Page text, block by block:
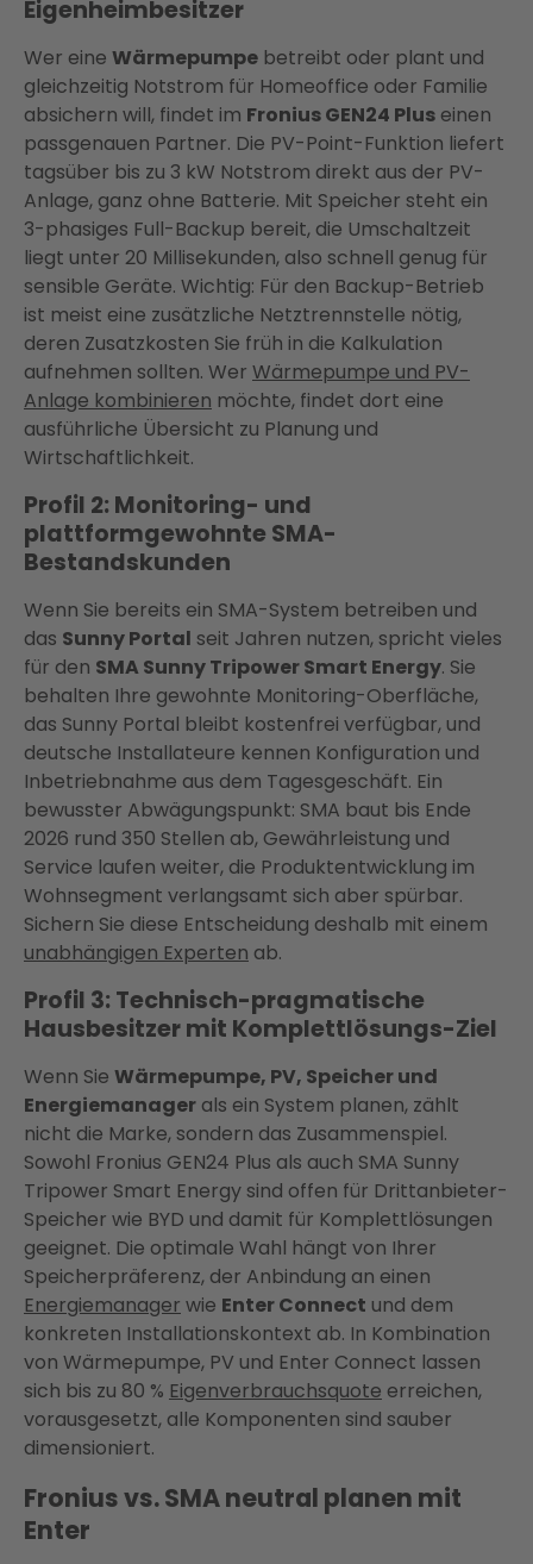
Eigenheimbesitzer
Wer eine Wärmepumpe betreibt oder plant und
gleichzeitig Notstrom für Homeoffice oder Familie
absichern will, findet im Fronius GEN24 Plus einen
passgenauen Partner. Die PV-Point-Funktion liefert
tagsüber bis zu 3 kW Notstrom direkt aus der PV-
Anlage, ganz ohne Batterie. Mit Speicher steht ein
3-phasiges Full-Backup bereit, die Umschaltzeit
liegt unter 20 Millisekunden, also schnell genug für
sensible Geräte. Wichtig: Für den Backup-Betrieb
ist meist eine zusätzliche Netztrennstelle nötig,
deren Zusatzkosten Sie früh in die Kalkulation
aufnehmen sollten. Wer Wärmepumpe und PV-
Anlage kombinieren möchte, findet dort eine
ausführliche Übersicht zu Planung und
Wirtschaftlichkeit.
Profil 2: Monitoring- und
plattformgewohnte SMA-
Bestandskunden
Wenn Sie bereits ein SMA-System betreiben und
das Sunny Portal seit Jahren nutzen, spricht vieles
für den SMA Sunny Tripower Smart Energy. Sie
behalten Ihre gewohnte Monitoring-Oberfläche,
das Sunny Portal bleibt kostenfrei verfügbar, und
deutsche Installateure kennen Konfiguration und
Inbetriebnahme aus dem Tagesgeschäft. Ein
bewusster Abwägungspunkt: SMA baut bis Ende
2026 rund 350 Stellen ab, Gewährleistung und
Service laufen weiter, die Produktentwicklung im
Wohnsegment verlangsamt sich aber spürbar.
Sichern Sie diese Entscheidung deshalb mit einem
unabhängigen Experten ab.
Profil 3: Technisch-pragmatische
Hausbesitzer mit Komplettlösungs-Ziel
Wenn Sie Wärmepumpe, PV, Speicher und
Energiemanager als ein System planen, zählt
nicht die Marke, sondern das Zusammenspiel.
Sowohl Fronius GEN24 Plus als auch SMA Sunny
Tripower Smart Energy sind offen für Drittanbieter-
Speicher wie BYD und damit für Komplettlösungen
geeignet. Die optimale Wahl hängt von Ihrer
Speicherpräferenz, der Anbindung an einen
Energiemanager wie Enter Connect und dem
konkreten Installationskontext ab. In Kombination
von Wärmepumpe, PV und Enter Connect lassen
sich bis zu 80 % Eigenverbrauchsquote erreichen,
vorausgesetzt, alle Komponenten sind sauber
dimensioniert.
Fronius vs. SMA neutral planen mit
Enter